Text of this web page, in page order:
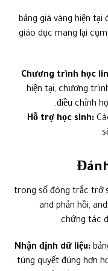
bảng giá vàng hiện tại
giáo dục mang lại
Chương trình học
hiện tại, chương
điều chỉnh
Hỗ trợ học sinh:
trong số đông trắc trở
and phản hồi,
chứng tác
Nhận định dữ liệu: